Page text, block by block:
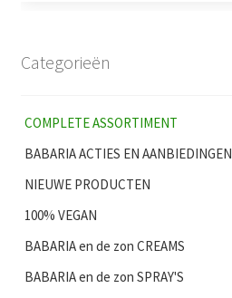
Categorieën
COMPLETE ASSORTIMENT
BABARIA ACTIES EN AANBIEDINGEN
NIEUWE PRODUCTEN
100% VEGAN
BABARIA en de zon CREAMS
BABARIA en de zon SPRAY'S